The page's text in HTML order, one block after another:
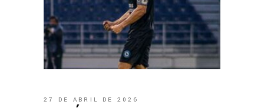
27 DE ABRIL DE 2026